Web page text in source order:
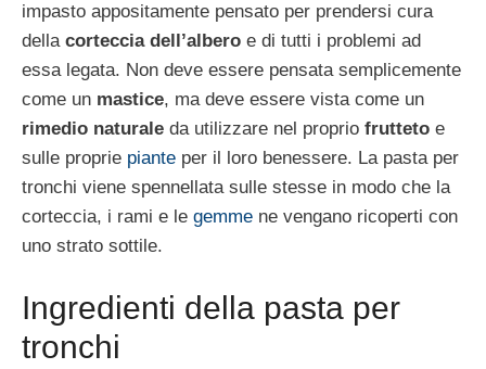
impasto appositamente pensato per prendersi cura
della corteccia dell’albero e di tutti i problemi ad
essa legata. Non deve essere pensata semplicemente
come un mastice, ma deve essere vista come un
rimedio naturale da utilizzare nel proprio frutteto e
sulle proprie piante per il loro benessere. La pasta per
tronchi viene spennellata sulle stesse in modo che la
corteccia, i rami e le gemme ne vengano ricoperti con
uno strato sottile.
Ingredienti della pasta per
tronchi